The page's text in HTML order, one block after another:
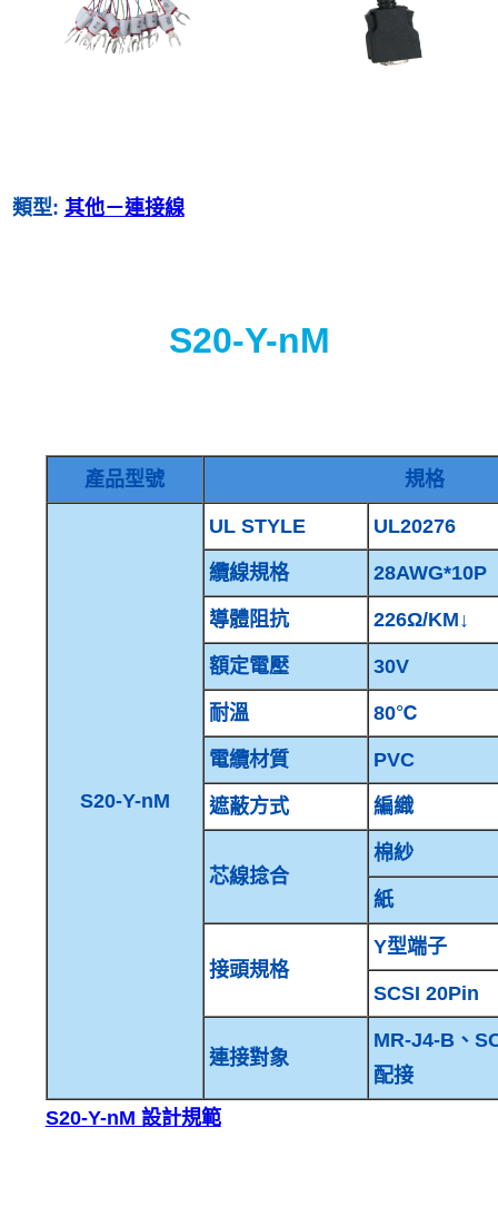
類型: 其他－連接線
S20-Y-nM
產品型號 規格
S20-Y-nM
UL STYLE UL20276
纜線規格 28AWG*10P
導體阻抗 226Ω/KM↓
額定電壓 30V
耐溫 80℃
電纜材質 PVC
遮蔽方式 編織
芯線捻合
棉紗
紙
接頭規格
Y型端子
SCSI 20Pin
連接對象
MR-J4-B、
配接
S20-Y-nM 設計規範